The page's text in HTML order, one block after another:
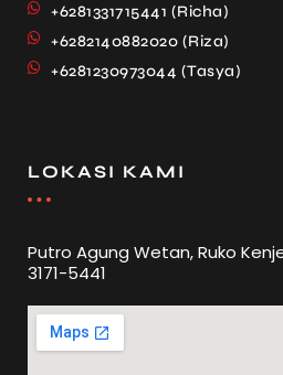
+6281331715441 (Richa)
+6282140882020 (Riza)
+6281230973044 (Tasya)
LOKASI KAMI
Putro Agung Wetan, Ruko
3171-5441